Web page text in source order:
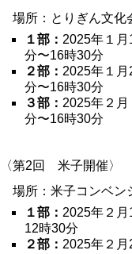
場所：とりぎん文化
１部： 2025年１
分〜16時30分
２部： 2025年１
分〜16時30分
３部： 2025年２
分〜16時30分
〈第2回 米子開催〉
場所：米子コンベン
１部： 2025年２
12時30分
２部： 2025年２